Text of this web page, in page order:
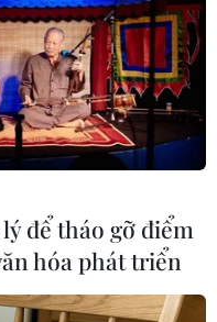
để tháo gỡ điểm
hóa phát triển